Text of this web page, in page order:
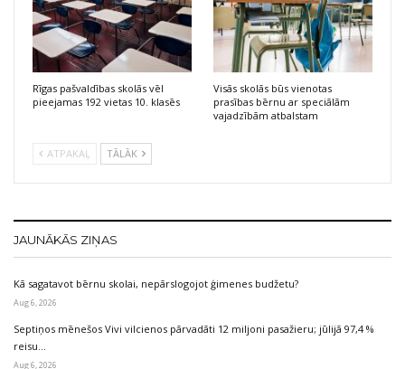
Rīgas pašvaldības skolās vēl
pieejamas 192 vietas 10. klasēs
Visās skolās būs vienotas
prasības bērnu ar speciālām
vajadzībām atbalstam
ATPAKAĻ TĀLĀK
JAUNĀKĀS ZIŅAS
Kā sagatavot bērnu skolai, nepārslogojot ģimenes budžetu?
Aug 6, 2026
Septiņos mēnešos Vivi vilcienos pārvadāti 12 miljoni pasažieru; jūlijā 97,4 %
reisu…
Aug 6, 2026